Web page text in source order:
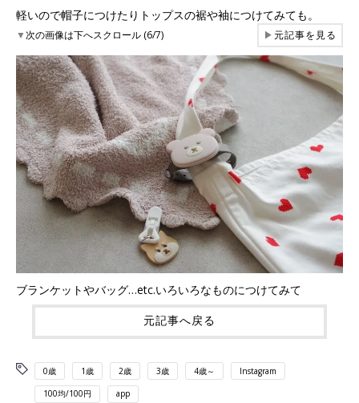
軽いので帽子につけたりトップスの裾や袖につけてみても。
▼次の画像は下へスクロール (6/7) ▶元記事を見る
ブランケットやバッグ…etc.いろいろなものにつけてみて
元記事へ戻る
0歳 1歳 2歳 3歳 4歳～ Instagram
100均/100円 app